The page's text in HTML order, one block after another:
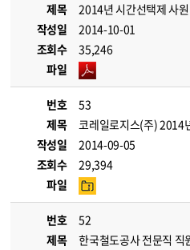
제목
2014년 시간선택제 사
작성일
2014-10-01
조회수
35,246
파일
번호
53
제목
코레일로지스(주) 2014
작성일
2014-09-05
조회수
29,394
파일
번호
52
제목
한국철도공사 전문직 직